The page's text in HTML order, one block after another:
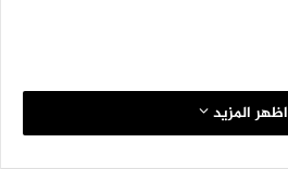
اظهر المزيد